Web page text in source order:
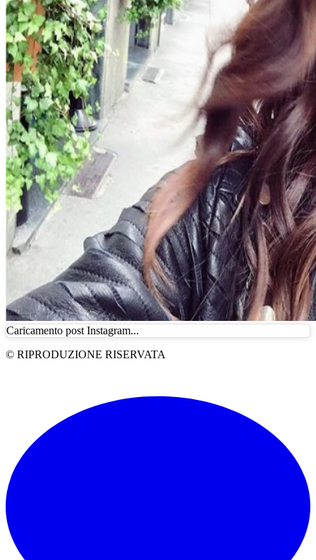
Caricamento post Instagram...
© RIPRODUZIONE RISERVATA